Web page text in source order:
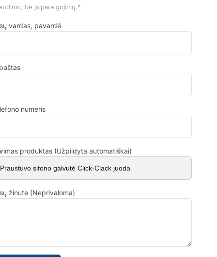
be įsipareigojimų.*
vardas, pavardė
numeris
produktas (Užpildyta automatiškai)
žinute (Neprivaloma)